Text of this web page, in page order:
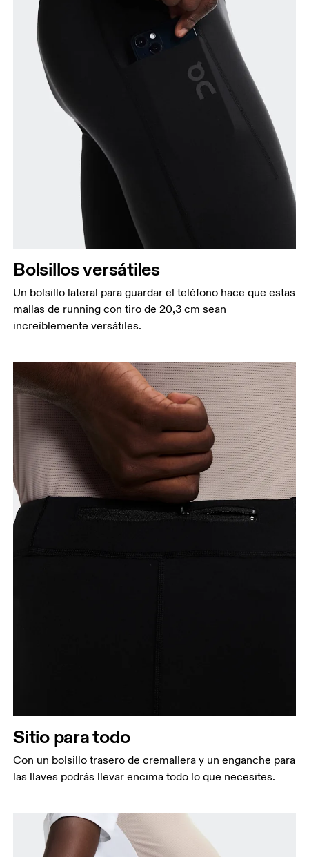
hombros, mide el contorno de la parte más
voluminosa del muslo.
Entrepierna
estiradas, mide la distancia entre la ingle y el tobillo
por la parte interior de la pierna.
Bolsillos versátiles
Un bolsillo lateral para guardar el teléfono hace que estas
mallas de running con tiro de 20,3 cm sean
increíblemente versátiles.
Sitio para todo
Con un bolsillo trasero de cremallera y un enganche para
las llaves podrás llevar encima todo lo que necesites.